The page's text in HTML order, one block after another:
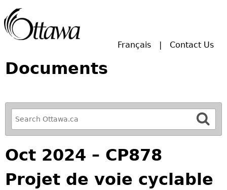
Français Contact Us
Documents
R
e
f
i
n
e
Oct 2024 – CP878
Projet de voie cyclable